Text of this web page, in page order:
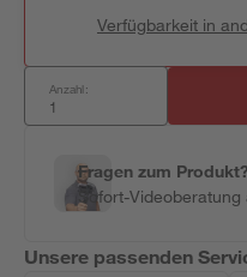
Verfügbarkeit in
Anzahl:
Fragen zum Produkt?
Sofort-
Unsere passenden